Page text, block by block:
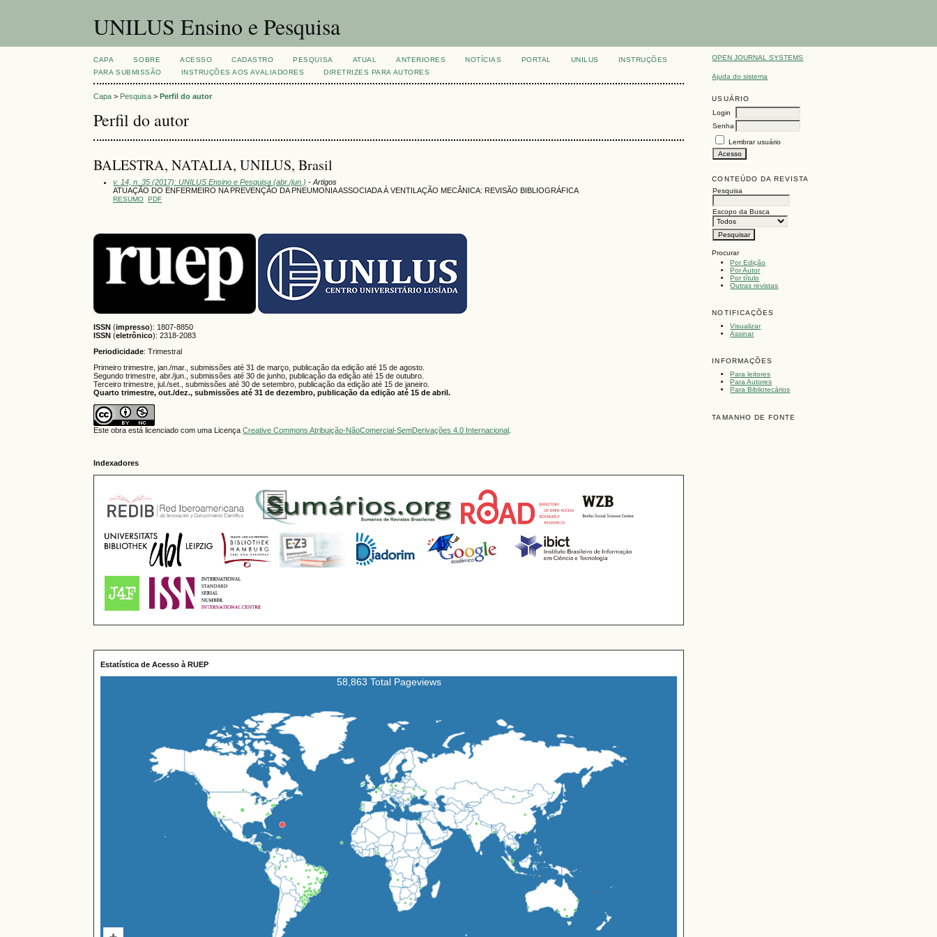
UNILUS Ensino e Pesquisa
OPEN JOURNAL SYSTEMS
Ajuda do sistema
USUÁRIO
Login
Senha
Lembrar usuário
CONTEÚDO DA REVISTA
Pesquisa
Escopo da Busca
Procurar
Por Edição
Por Autor
Por título
Outras revistas
NOTIFICAÇÕES
Visualizar
Assinar
INFORMAÇÕES
Para leitores
Para Autores
Para Bibliotecários
TAMANHO DE FONTE
CAPA SOBRE ACESSO CADASTRO PESQUISA ATUAL ANTERIORES NOTÍCIAS PORTAL UNILUS
INSTRUÇÕES
PARA SUBMISSÃO
INSTRUÇÕES AOS AVALIADORES DIRETRIZES PARA AUTORES
Capa > Pesquisa >Perfil do autor
Perfil do autor
BALESTRA, NATALIA, UNILUS, Brasil
v. 14, n. 35 (2017): UNILUS Ensino e Pesquisa (abr./jun.) - Artigos
ATUAÇÃO DO ENFERMEIRO NA PREVENÇÃO DA PNEUMONIA ASSOCIADA À VENTILAÇÃO MECÂNICA: REVISÃO BIBLIOGRÁFICA
RESUMO PDF
ISSN (impresso): 1807-8850
ISSN (eletrônico):2318-2083
Periodicidade: Trimestral
Primeiro trimestre, jan./mar., submissões até 31 de março, publicação da edição até 15 de agosto.
Segundo trimestre, abr./jun., submissões até 30 de junho, publicação da edição até 15 de outubro.
Terceiro trimestre, jul./set., submissões até 30 de setembro, publicação da edição até 15 de janeiro.
Quarto trimestre, out./dez., submissões até 31 de dezembro, publicação da edição até 15 de abril.
Este obra está licenciado com uma LicençaCreative Commons Atribuição-NãoComercial-SemDerivações 4.0 Internacional
Indexadores
Estatística de Acesso à RUEP
58,863 Total Pageviews